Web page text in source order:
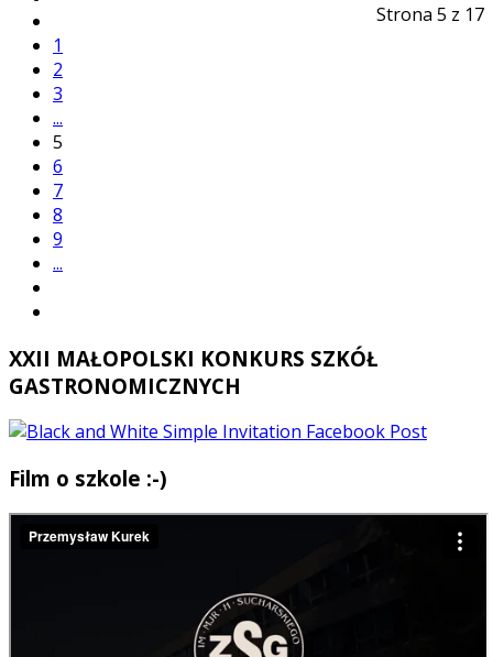
Strona 5 z 17
1
2
3
...
5
6
7
8
9
...
XXII MAŁOPOLSKI KONKURS SZKÓŁ
GASTRONOMICZNYCH
Film o szkole :-)